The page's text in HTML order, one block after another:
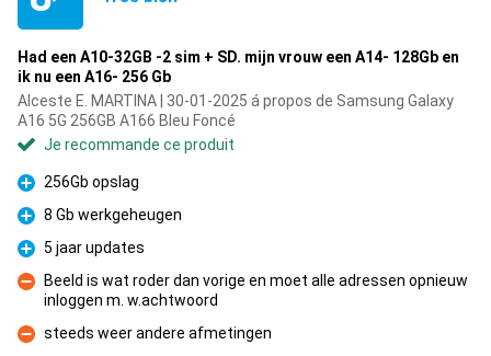
Had een A10-32GB -2 sim + SD. mijn vrouw een A14- 128Gb en
ik nu een A16- 256 Gb
Alceste E. MARTINA | 30-01-2025 á propos de Samsung Galaxy
A16 5G 256GB A166 Bleu Foncé
Je recommande ce produit
Pour
256Gb opslag
Pour
8 Gb werkgeheugen
Pour
5 jaar updates
Contre
Beeld is wat roder dan vorige en moet alle adressen opnieuw
inloggen m. w.achtwoord
Contre
steeds weer andere afmetingen